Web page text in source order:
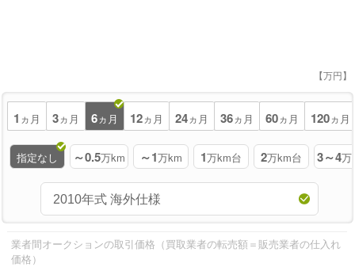
【万円】
1 ヵ月 3ヵ月 6ヵ月 12ヵ月 24ヵ月 36ヵ月 60ヵ月 120ヵ月
指定なし ～0.5万km ～1万km 1万km台 2万km台 3～4万
業者間オークションの取引価格（買取業者の転売額＝販売業者の仕入れ
価格）